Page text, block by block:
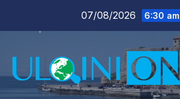
07/08/2026 6:30 am